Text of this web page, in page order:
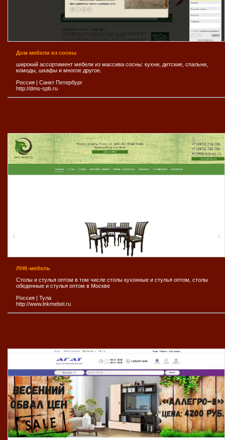
Дом мебели из сосны
широкий ассортимент мебели из массива сосны: кухни, детские, спальни,
комоды, шкафы и многое другое.
Россия | Санкт Петербург
http://dms-spb.ru
ЛНК-мебель
Столы и стулья оптом в том числе столы кухонные и стулья оптом, столы
обеденные и стулья оптом в Москве
Россия | Тула
http://www.lnkmebel.ru